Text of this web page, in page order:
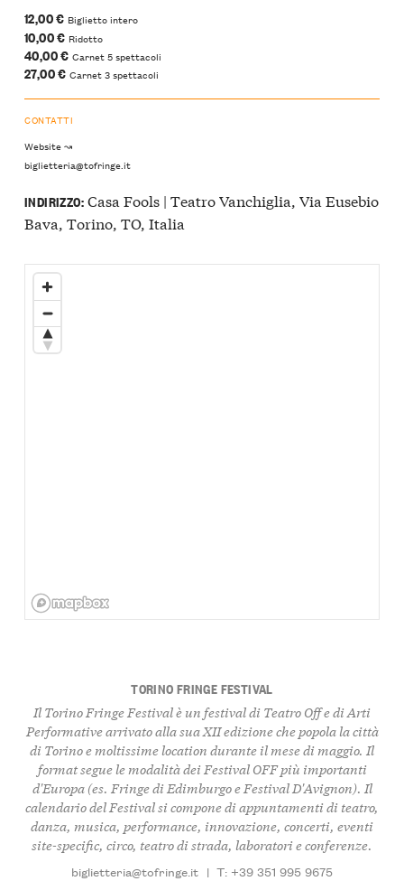
12,00 € Biglietto intero
10,00 € Ridotto
40,00 € Carnet 5 spettacoli
27,00 € Carnet 3 spettacoli
CONTATTI
Website ↝
biglietteria@tofringe.it
INDIRIZZO:Casa Fools | Teatro Vanchiglia, Via Eusebio
Bava, Torino, TO, Italia
TORINO FRINGE FESTIVAL
Il Torino Fringe Festival è un festival di Teatro Off e di Arti
Performative arrivato alla sua XII edizione che popola la città
di Torino e moltissime location durante il mese di maggio. Il
format segue le modalità dei Festival OFF più importanti
d'Europa (es. Fringe di Edimburgo e Festival D'Avignon). Il
calendario del Festival si compone di appuntamenti di teatro,
danza, musica, performance, innovazione, concerti, eventi
site-specific, circo, teatro di strada, laboratori e conferenze.
biglietteria@tofringe.it | T: +39 351 995 9675